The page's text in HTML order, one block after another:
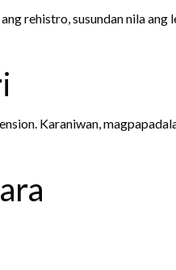
rehistro, susundan nila ang
Karaniwan,